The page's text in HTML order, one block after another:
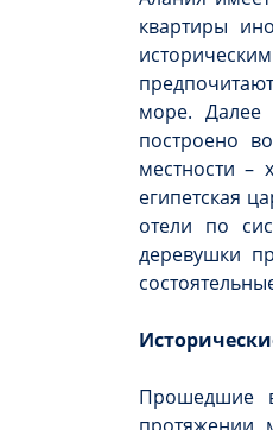
квартиры
море. Далее
построено
местности –
египетская
отели по
деревушки
Прошедшие